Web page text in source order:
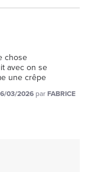
chose
avec on se
une crêpe
03/2026 parFABRICE